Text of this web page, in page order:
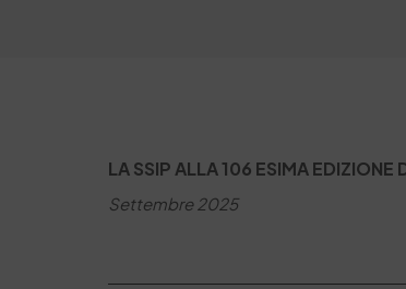
LA SSIP ALLA 106 ESIMA EDIZIONE
Settembre 2025